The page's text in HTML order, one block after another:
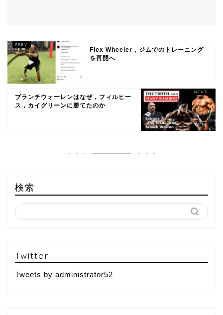
Flex Wheeler，ジムでのトレーニング
を再開へ
ブランチウォーレンはなぜ，フィルヒー
ス，カイグリーンに勝てたのか
検索
Twitter
Tweets by administrator52